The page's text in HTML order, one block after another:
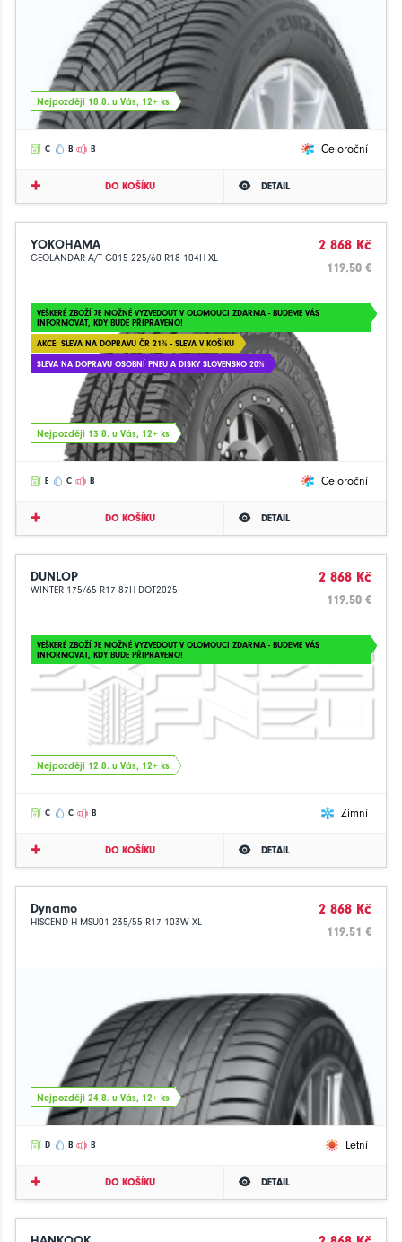
Nejpozději 18.8. u Vás, 12+ ks
C B B Celoroční
DO KOŠÍKU DETAIL
YOKOHAMA
GEOLANDAR A/T G015 225/60 R18 104H XL
2 868 Kč
119.50 €
VEŠKERÉ ZBOŽÍ JE MOŽNÉ VYZVEDOUT V OLOMOUCI ZDARMA - BUDEME VÁS
INFORMOVAT, KDY BUDE PŘIPRAVENO!
AKCE: SLEVA NA DOPRAVU ČR 21% - SLEVA V KOŠÍKU
SLEVA NA DOPRAVU OSOBNÍ PNEU A DISKY SLOVENSKO 20%
Nejpozději 13.8. u Vás, 12+ ks
E C B Celoroční
DO KOŠÍKU DETAIL
DUNLOP
WINTER 175/65 R17 87H DOT2025
2 868 Kč
119.50 €
VEŠKERÉ ZBOŽÍ JE MOŽNÉ VYZVEDOUT V OLOMOUCI ZDARMA - BUDEME VÁS
INFORMOVAT, KDY BUDE PŘIPRAVENO!
Nejpozději 12.8. u Vás, 12+ ks
C C B Zimní
DO KOŠÍKU DETAIL
Dynamo
HISCEND-H MSU01 235/55 R17 103W XL
2 868 Kč
119.51 €
Nejpozději 24.8. u Vás, 12+ ks
D B B Letní
DO KOŠÍKU DETAIL